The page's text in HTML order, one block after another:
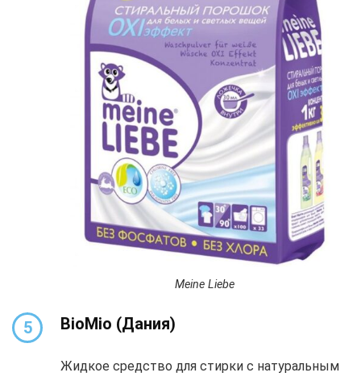
Meine Liebe
5 BioMio (Дания)
Жидкое средство для стирки с натуральным